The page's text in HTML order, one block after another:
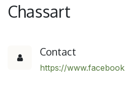
Chassart
Contact
https://